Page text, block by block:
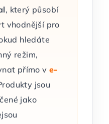
, který působí
vhodnější pro
hledáte
režim,
přímo v e-
jsou
jako